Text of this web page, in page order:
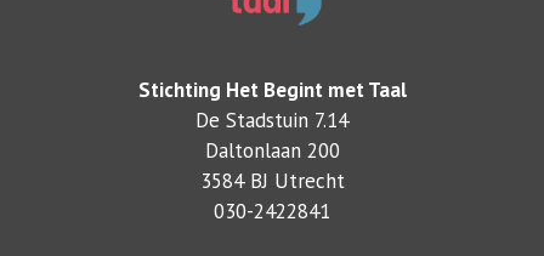
Stichting Het Begint met Taal
De Stadstuin 7.14
Daltonlaan 200
3584 BJ Utrecht
030-2422841